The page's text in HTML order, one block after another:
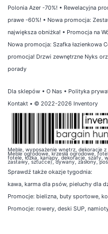
Polonia Azer -70%! • Rewelacyjna
prawe -60%! • Nowa promocja:
największa obniżka! • Promocja na
Nowa promocja: Szafka łazienkowa
promocja! Drzwi zewnętrzne Nyks
porady
Dla sklepów • O Nas • Polityka
Kontakt • © 2022-2026 Inventory
Meble, wyposażenie wnętrz, dekoracje
Meble ogrodowe, krzesła ogrodowe,
fotele, łóżka, kanapy, dekoracje, szafy,
zastawy, sztućce), dywany, zasłony,
Sprawdź także okazje tygodnia:
kawa, karma dla psów, pieluchy dla
Promocje: bielizna, buty sportowe,
Promocje: rowery, deski SUP,